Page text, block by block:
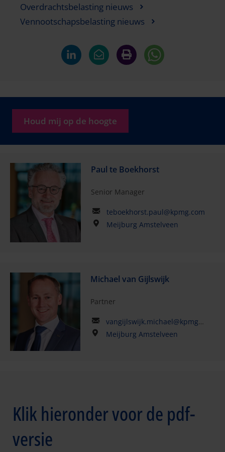
Overdrachtsbelasting nieuws
Vennootschapsbelasting nieuws
Houd mij op de hoogte
Paul te Boekhorst
Senior Manager
teboekhorst.paul@kpmg.com
Meijburg Amstelveen
Michael van Gijlswijk
Partner
vangijlswijk.michael@kpmg.com
Meijburg Amstelveen
Klik hieronder voor de pdf-
versie